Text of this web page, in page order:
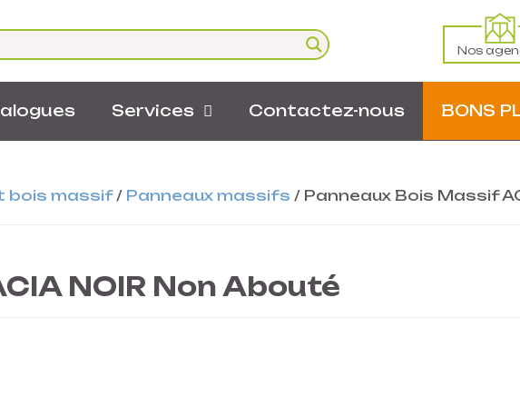
Nos
Services Contactez-nous BONS
bois massif/ Panneaux massifs / Panneaux Bois Massif
NOIR Non Abouté